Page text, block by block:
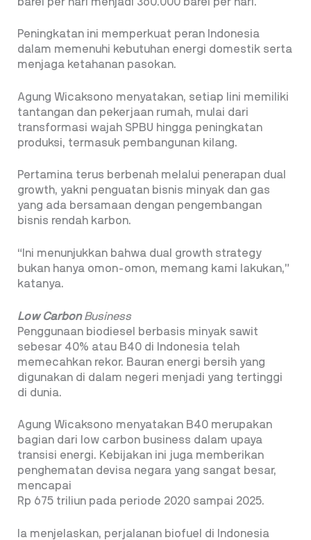
Peningkatan ini memperkuat peran Indonesia
dalam memenuhi kebutuhan energi domestik serta
menjaga ketahanan pasokan.
Agung Wicaksono menyatakan, setiap lini memiliki
tantangan dan pekerjaan rumah, mulai dari
transformasi wajah SPBU hingga peningkatan
produksi, termasuk pembangunan kilang.
Pertamina terus berbenah melalui penerapan dual
growth, yakni penguatan bisnis minyak dan gas
yang ada bersamaan dengan pengembangan
bisnis rendah karbon.
“Ini menunjukkan bahwa dual growth strategy
bukan hanya omon-omon, memang kami lakukan,”
katanya.
Low CarbonBusiness
Penggunaan biodiesel berbasis minyak sawit
sebesar 40% atau B40 di Indonesia telah
memecahkan rekor. Bauran energi bersih yang
digunakan di dalam negeri menjadi yang tertinggi
di dunia.
Agung Wicaksono menyatakan B40 merupakan
bagian dari low carbon business dalam upaya
transisi energi. Kebijakan ini juga memberikan
penghematan devisa negara yang sangat besar,
mencapai
Rp 675 triliun pada periode 2020 sampai 2025.
Ia menjelaskan, perjalanan biofuel di Indonesia